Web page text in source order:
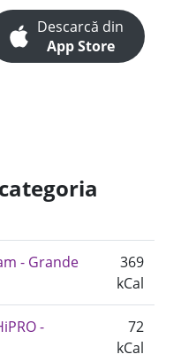
Descarcă din
App Store
- Grande
369
kCal
-
72
kCal